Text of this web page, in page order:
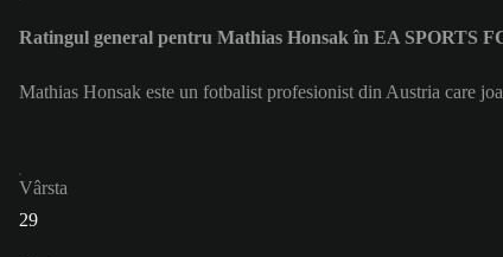
Ratingul general pentru Mathias Honsak în EA SPORTS
Mathias Honsak este un fotbalist profesionist din Austria care
Vârsta
29